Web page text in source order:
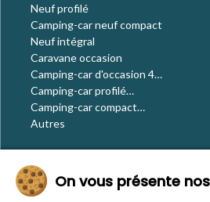
Neuf profilé
Camping-car neuf compact
Neuf intégral
Caravane occasion
Camping-car d'occasion 4
places
Camping-car profilé
occasion
Camping-car compact
occasion
Autres
Le blog
ActualitésOn vous présente